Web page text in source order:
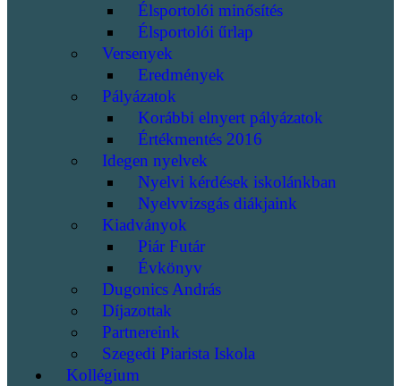
Élsportolói minősítés
Élsportolói űrlap
Versenyek
Eredmények
Pályázatok
Korábbi elnyert pályázatok
Értékmentés 2016
Idegen nyelvek
Nyelvi kérdések iskolánkban
Nyelvvizsgás diákjaink
Kiadványok
Piár Futár
Évkönyv
Dugonics András
Díjazottak
Partnereink
Szegedi Piarista Iskola
Kollégium